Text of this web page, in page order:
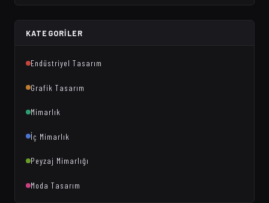
KATEGORILER
Endüstriyel Tasarım
Grafik Tasarım
Mimarlık
İç Mimarlık
Peyzaj Mimarlığı
Moda Tasarım